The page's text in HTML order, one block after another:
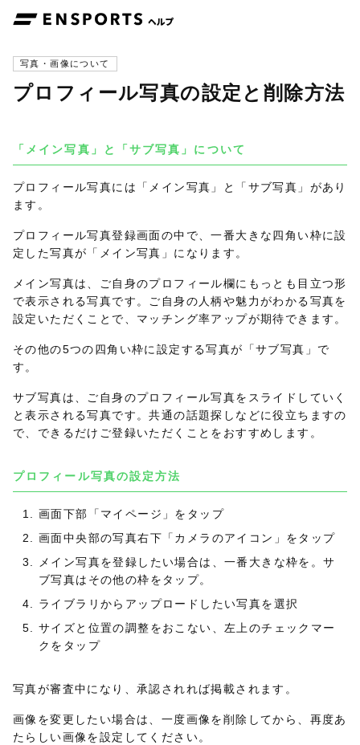
写真・画像について
プロフィール写真の設定と削除方法
「メイン写真」と「サブ写真」について
プロフィール写真には「メイン写真」と「サブ写真」があり
ます。
プロフィール写真登録画面の中で、一番大きな四角い枠に設
定した写真が「メイン写真」になります。
メイン写真は、ご自身のプロフィール欄にもっとも目立つ形
で表示される写真です。ご自身の人柄や魅力がわかる写真を
設定いただくことで、マッチング率アップが期待できます。
その他の5つの四角い枠に設定する写真が「サブ写真」で
す。
サブ写真は、ご自身のプロフィール写真をスライドしていく
と表示される写真です。共通の話題探しなどに役立ちますの
で、できるだけご登録いただくことをおすすめします。
プロフィール写真の設定方法
画面下部「マイページ」をタップ
画面中央部の写真右下「カメラのアイコン」をタップ
メイン写真を登録したい場合は、一番大きな枠を。サ
ブ写真はその他の枠をタップ。
ライブラリからアップロードしたい写真を選択
サイズと位置の調整をおこない、左上のチェックマー
クをタップ
写真が審査中になり、承認されれば掲載されます。
画像を変更したい場合は、一度画像を削除してから、再度あ
たらしい画像を設定してください。